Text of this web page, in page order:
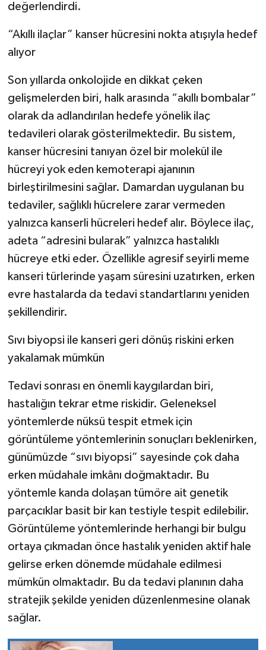
değerlendirdi.
“Akıllı ilaçlar” kanser hücresini nokta atışıyla hedef
alıyor
Son yıllarda onkolojide en dikkat çeken
gelişmelerden biri, halk arasında “akıllı bombalar”
olarak da adlandırılan hedefe yönelik ilaç
tedavileri olarak gösterilmektedir. Bu sistem,
kanser hücresini tanıyan özel bir molekül ile
hücreyi yok eden kemoterapi ajanının
birleştirilmesini sağlar. Damardan uygulanan bu
tedaviler, sağlıklı hücrelere zarar vermeden
yalnızca kanserli hücreleri hedef alır. Böylece ilaç,
adeta “adresini bularak” yalnızca hastalıklı
hücreye etki eder. Özellikle agresif seyirli meme
kanseri türlerinde yaşam süresini uzatırken, erken
evre hastalarda da tedavi standartlarını yeniden
şekillendirir.
Sıvı biyopsi ile kanseri geri dönüş riskini erken
yakalamak mümkün
Tedavi sonrası en önemli kaygılardan biri,
hastalığın tekrar etme riskidir. Geleneksel
yöntemlerde nüksü tespit etmek için
görüntüleme yöntemlerinin sonuçları beklenirken,
günümüzde “sıvı biyopsi” sayesinde çok daha
erken müdahale imkânı doğmaktadır. Bu
yöntemle kanda dolaşan tümöre ait genetik
parçacıklar basit bir kan testiyle tespit edilebilir.
Görüntüleme yöntemlerinde herhangi bir bulgu
ortaya çıkmadan önce hastalık yeniden aktif hale
gelirse erken dönemde müdahale edilmesi
mümkün olmaktadır. Bu da tedavi planının daha
stratejik şekilde yeniden düzenlenmesine olanak
sağlar.